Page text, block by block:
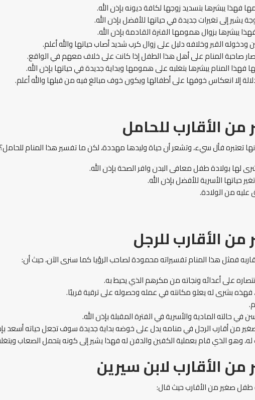
يبشرها بتسديد زوجها لكافة ديونه بإذن الله.
إلى تغيرات جديدة في حياتها للأفضل بإذن الله.
يبشرها بزوال همومها الفترة القادمة بإذن الله.
القبر وخلافه دليل على زوال كرب شديد أصاب حياتها والله أعلم.
صاحبة المنام على أهل هذا الطفل إذا كانت على خلاف معهم في الواقع.
المنام يبشرها بتغلبه على همومها وبداية جديدة في حياتها بإذن الله.
إلا انعكاس خوفها على أطفالها ويكون خوف مبالغ فيه من قبلها والله أعلم.
الأقارب للحامل
تعتبره فأل سيء، وتشعر أن حياة وليدها مهددة، لكن ما تفسير هذا المنام
بولادة طفل معافى البدن وافر الصحة بإذن الله.
حياتها الأسرية للأفضل بإذن الله.
من الولادة.
الأقارب للرجل
فمثل هذا المنام تفسيراته محمودة لصاحب الرؤيا كما سنرى الآن، حيث أن:
على أعدائه ونجاته من مكرهم الذي يحيط به.
بشرى له يعلو مكانته في عمله وحصوله على ترقية قريبًا.
المادية والأسرية في الفترة المقبلة بإذن الله.
من أقارب الرجل في منامه يدل على خوضه بداية جديدة سوف تجعل حياته أسعد
وهو الذي قام بعملية الكفين والدفن له فهذا يشير إلى كونه يتحمل الصعاب
الأقارب لابن سيرين
طفل صغير من الأقارب حيث قال: